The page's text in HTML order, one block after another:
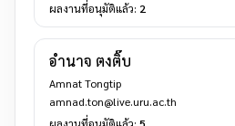
ผลงานที่อนุมัติแล้ว: 2
อำนาจ ตงติ๊บ
Amnat Tongtip
amnad.ton@live.uru.ac.th